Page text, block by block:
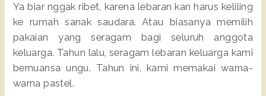
Ya biar nggak ribet, karena lebaran kan harus keliling
ke rumah sanak saudara. Atau biasanya memilih
pakaian yang seragam bagi seluruh anggota
keluarga. Tahun lalu, seragam lebaran keluarga kami
bernuansa ungu. Tahun ini, kami memakai warna-
warna pastel.